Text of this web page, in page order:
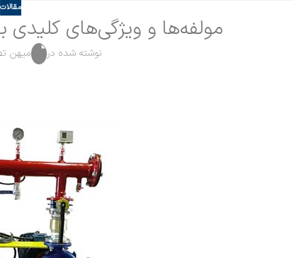
مقالات
مولفه‌ها و ویژگی‌های
نوشته شده در میهن